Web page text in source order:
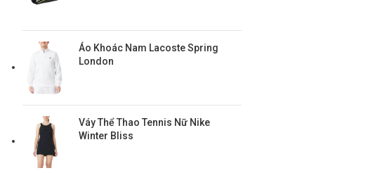
Áo Khoác Nam Lacoste Spring
London
Váy Thể Thao Tennis Nữ Nike
Winter Bliss